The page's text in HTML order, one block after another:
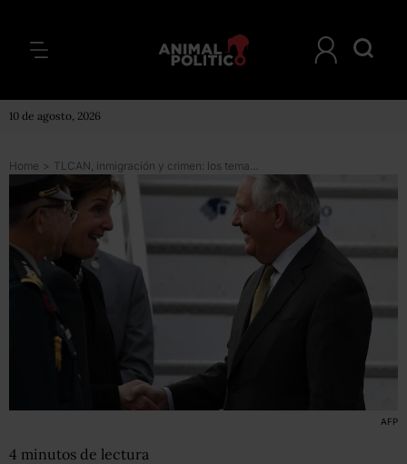
10 de agosto, 2026
Home > TLCAN, inmigración y crimen: los temas sobre la mesa entre Tillerson y Peña Nieto
AFP
4 minutos de lectura